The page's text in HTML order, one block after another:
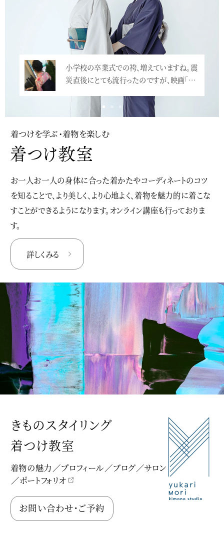
着つけを学ぶ・着物を楽しむ
お一人お一人の身体に合った着かたやコーディネートのコツ
を知ることで、より美しく、より心地よく、着物を魅力的に着こな
すことができるようになります。オンライン講座も行っておりま
す。
詳しくみる
小学校の卒業式での袴、増えていますね。震
災直後にとても流行ったのですが、映画「…
Yukari Mori Kimono Studio
きものスタイリング
着つけ教室
着物の魅力 プロフィール ブログ
サロン
ポートフォリオ
お問い合わせ・ご予約